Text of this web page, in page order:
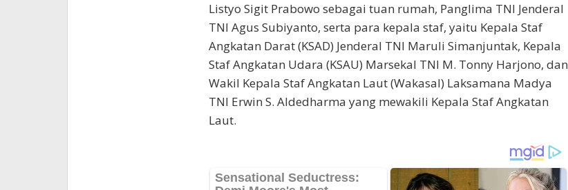
Listyo Sigit Prabowo sebagai tuan rumah, Panglima TNI Jenderal
TNI Agus Subiyanto, serta para kepala staf, yaitu Kepala Staf
Angkatan Darat (KSAD) Jenderal TNI Maruli Simanjuntak, Kepala
Staf Angkatan Udara (KSAU) Marsekal TNI M. Tonny Harjono, dan
Wakil Kepala Staf Angkatan Laut (Wakasal) Laksamana Madya
TNI Erwin S. Aldedharma yang mewakili Kepala Staf Angkatan
Laut.